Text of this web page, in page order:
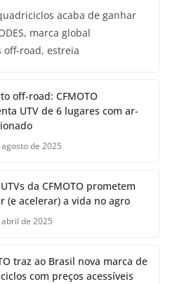
acaba de ganhar
marca global
off-road, estreia
off-road: CFMOTO
UTV de 6 lugares com ar-
de 2025
da CFMOTO prometem
(e acelerar) a vida no agro
de 2025
traz ao Brasil nova marca de
com preços acessíveis